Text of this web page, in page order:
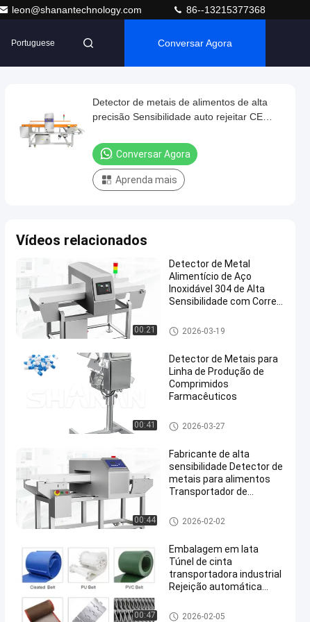
leon@shanantechnology.com 86--13215377368
Portuguese Conversar Agora
Detector de metais de alimentos de alta
precisão Sensibilidade auto rejeitar CE
Conversar Agora
Aprenda mais
Vídeos relacionados
00:21
Detector de Metal
Alimentício de Aço
Inoxidável 304 de Alta
Sensibilidade com Correia
para Sistemas de Esteira
Transportadora
Detector de metais para alime
ntos
2026-03-19
00:41
Detector de Metais para
Linha de Produção de
Comprimidos
Farmacêuticos
Detector de metais para alime
ntos
2026-03-27
00:44
Fabricante de alta
sensibilidade Detector de
metais para alimentos
Transportador de
rejeição
Detector de metais para alime
ntos
2026-02-02
00:47
Embalagem em lata
Túnel de cinta
transportadora industrial
Rejeição automática
Detector de metais para alime
2026-02-05